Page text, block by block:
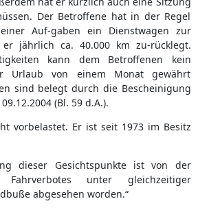
Der Betroffene hat in der Regel
Auf-gaben ein Dienstwagen zur
jährlich ca. 40.000 km zu-rücklegt.
kann dem Betroffenen kein
Urlaub von einem Monat gewährt
sind belegt durch die Bescheinigung
(Bl. 59 d.A.).
vorbelastet. Er ist seit 1973 im Besitz
dieser Gesichtspunkte ist von der
Fahrverbotes unter gleichzeitiger
abgesehen worden.“